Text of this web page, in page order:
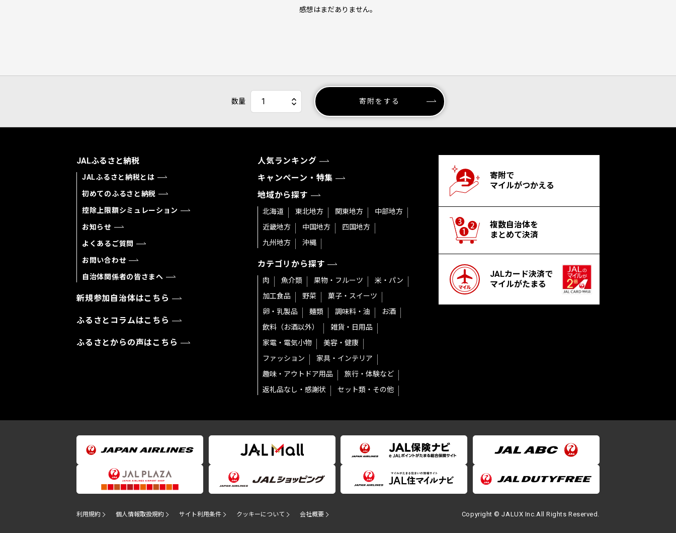
感想はまだありません。
数量 寄附をする
JALふるさと納税
JALふるさと納税とは
初めてのふるさと納税
控除上限額シミュレーション
お知らせ
よくあるご質問
お問い合わせ
自治体関係者の皆さまへ
新規参加自治体はこちら
ふるさとコラムはこちら
ふるさとからの声はこちら
人気ランキング
キャンペーン・特集
地域から探す
北海道 東北地方 関東地方
中部地方
近畿地方
中国地方
四国地方
九州地方
沖縄
カテゴリから探す
肉 魚介類 果物・フルーツ
米・パン
加工食品
野菜
菓子・スイーツ
卵・乳製品
麺類 調味料・油
お酒
飲料（お酒以外）
雑貨・日用品
家電・電気小物
美容・健康
ファッション
家具・インテリア
趣味・アウトドア用品
旅行・体験など
返礼品なし・感謝状
セット類・その他
寄附で
マイルがつかえる
複数自治体を
まとめて決済
JALカード決済で
マイルがたまる
利用規約 個人情報取扱規約 サイト利用条件 クッキーについて 会社概要 Copyright © JALUX Inc.All Rights Reserved.